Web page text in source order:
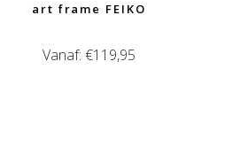
art frame FEIKO
Vanaf: €119,95